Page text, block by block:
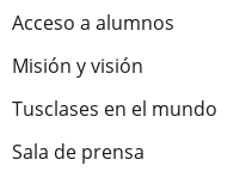
Acceso a alumnos
Misión y visión
Tusclases en el mundo
Sala de prensa